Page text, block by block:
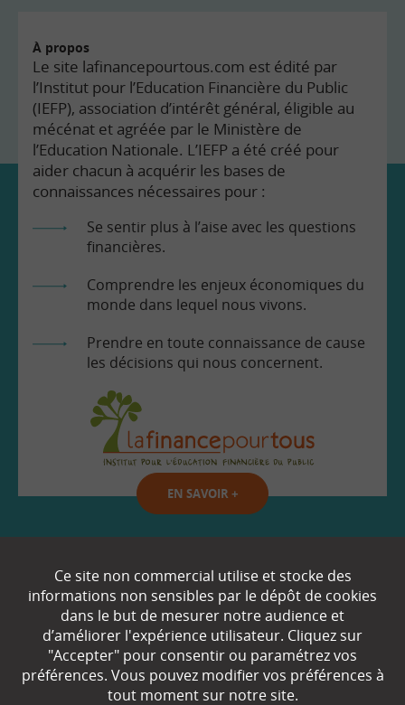
À propos
Le site lafinancepourtous.com est édité par
l’Institut pour l’Education Financière du Public
(IEFP), association d’intérêt général, éligible au
mécénat et agréée par le Ministère de
l’Education Nationale. L’IEFP a été créé pour
aider chacun à acquérir les bases de
connaissances nécessaires pour :
Se sentir plus à l’aise avec les questions
financières.
Comprendre les enjeux économiques du
monde dans lequel nous vivons.
Prendre en toute connaissance de cause
les décisions qui nous concernent.
EN SAVOIR +
Partenaires
Espace Presse
Plan du site
Ce site non commercial utilise et stocke des
informations non sensibles par le dépôt de cookies
dans le but de mesurer notre audience et
d’améliorer l'expérience utilisateur. Cliquez sur
"Accepter" pour consentir ou paramétrez vos
préférences. Vous pouvez modifier vos préférences à
tout moment sur notre site.